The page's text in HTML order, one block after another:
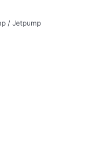
/ Jetpump